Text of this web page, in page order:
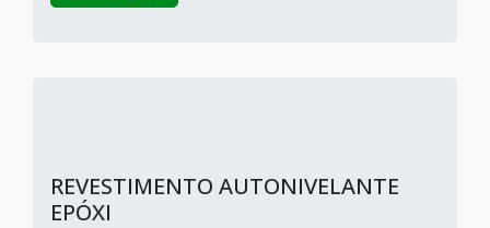
REVESTIMENTO AUTONIVELANTE
EPÓXI